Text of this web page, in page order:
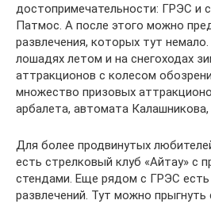
достопримечательности: ГРЭС и
Патмос. А после этого можно
развлечения, которых тут
лошадях летом и на снегоходах
аттракционов с колесом
множество призовых
арбалета, автомата Калашникова,
Для более продвинутых
есть стрелковый клуб «Айтау» с
стендами. Еще рядом с ГРЭС есть
развлечений. Тут можно прыгнуть